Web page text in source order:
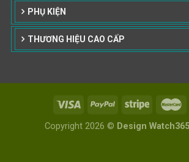
PHỤ KIỆN
THƯƠNG HIỆU CAO CẤP
Copyright 2026 © Design